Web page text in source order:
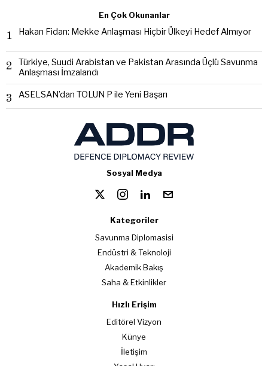
En Çok Okunanlar
1 Hakan Fidan: Mekke Anlaşması Hiçbir Ülkeyi Hedef Almıyor
2
Türkiye, Suudi Arabistan ve Pakistan Arasında Üçlü Savunma
Anlaşması İmzalandı
3 ASELSAN’dan TOLUN P ile Yeni Başarı
Sosyal Medya
Kategoriler
Savunma Diplomasisi
Endüstri & Teknoloji
Akademik Bakış
Saha & Etkinlikler
Hızlı Erişim
Editörel Vizyon
Künye
İletişim